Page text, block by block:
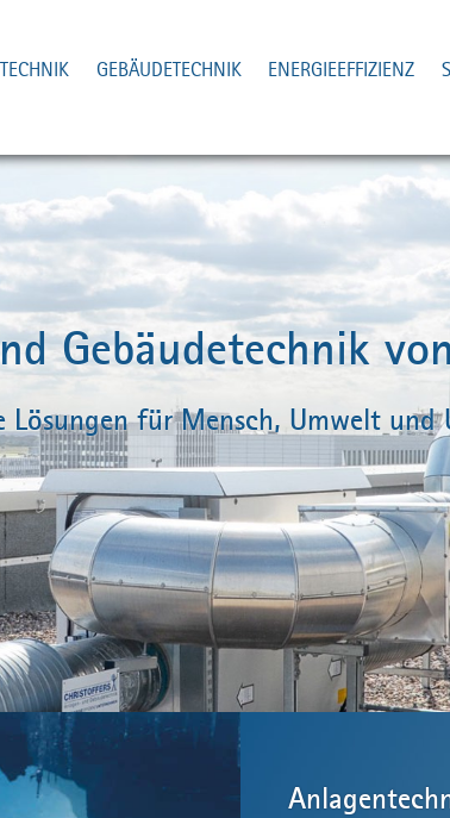
GEBÄUDETECHNIK ENERGIEEFFIZIENZ
Gebäudetechnik
Lösungen für Mensch, Umwelt und